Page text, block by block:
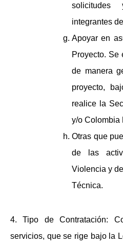
solicitudes
integrantes
Apoyar en
Proyecto. Se
de manera
proyecto,
realice la
y/o Colombia
Otras que
de las
Violencia y
Técnica.
4.Tipo de Contratación:
servicios, que se rige bajo la